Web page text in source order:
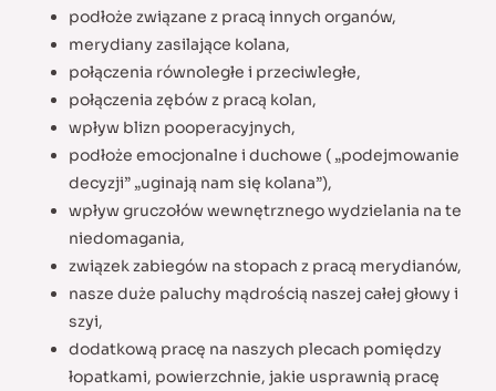
podłoże związane z pracą innych organów,
merydiany zasilające kolana,
połączenia równoległe i przeciwległe,
połączenia zębów z pracą kolan,
wpływ blizn pooperacyjnych,
podłoże emocjonalne i duchowe ( „podejmowanie
decyzji” „uginają nam się kolana”),
wpływ gruczołów wewnętrznego wydzielania na te
niedomagania,
związek zabiegów na stopach z pracą merydianów,
nasze duże paluchy mądrością naszej całej głowy i
szyi,
dodatkową pracę na naszych plecach pomiędzy
łopatkami, powierzchnie, jakie usprawnią pracę